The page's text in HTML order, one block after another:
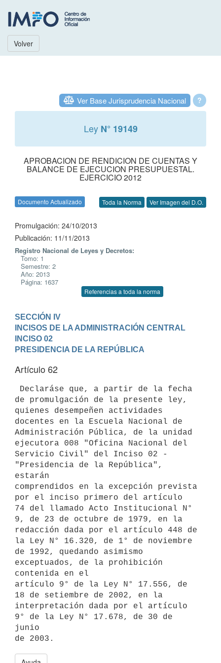
Volver
?
Ver Base Jurisprudencia Nacional
Ley N° 19149
APROBACION DE RENDICION DE CUENTAS Y
BALANCE DE EJECUCION PRESUPUESTAL.
EJERCICIO 2012
Documento Actualizado Toda la Norma Ver Imagen del D.O.
Promulgación: 24/10/2013
Publicación: 11/11/2013
Registro Nacional de Leyes y Decretos:
Tomo: 1
Semestre: 2
Año: 2013
Página: 1637
Referencias a toda la norma
SECCIÓN IV
INCISOS DE LA ADMINISTRACIÓN CENTRAL
INCISO 02
PRESIDENCIA DE LA REPÚBLICA
Artículo 62
de promulgación de la presente ley,
quienes desempeñen actividades
docentes en la Escuela Nacional de
Administración Pública, de la unidad
ejecutora 008 "Oficina Nacional del
Servicio Civil" del Inciso 02 -
"Presidencia de la República",
estarán
comprendidos en la excepción prevista
por el inciso primero del artículo
74 del llamado Acto Institucional N°
9, de 23 de octubre de 1979, en la
redacción dada por el artículo 448 de
la Ley N° 16.320, de 1° de noviembre
de 1992, quedando asimismo
exceptuados, de la prohibición
contenida en el
artículo 9° de la Ley N° 17.556, de
18 de setiembre de 2002, en la
interpretación dada por el artículo
9° de la Ley N° 17.678, de 30 de
junio